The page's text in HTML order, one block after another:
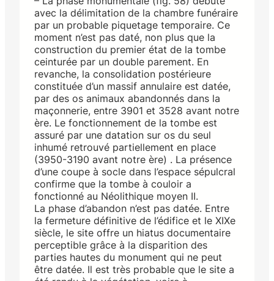
avec la délimitation de la chambre funéraire
par un probable piquetage temporaire. Ce
moment n’est pas daté, non plus que la
construction du premier état de la tombe
ceinturée par un double parement. En
revanche, la consolidation postérieure
constituée d’un massif annulaire est datée,
par des os animaux abandonnés dans la
maçonnerie, entre 3901 et 3528 avant notre
ère. Le fonctionnement de la tombe est
assuré par une datation sur os du seul
inhumé retrouvé partiellement en place
(3950-3190 avant notre ère) . La présence
d’une coupe à socle dans l’espace sépulcral
confirme que la tombe à couloir a
fonctionné au Néolithique moyen II.
La phase d’abandon n’est pas datée. Entre
la fermeture définitive de l’édifice et le XIXe
siècle, le site offre un hiatus documentaire
perceptible grâce à la disparition des
parties hautes du monument qui ne peut
être datée. Il est très probable que le site a